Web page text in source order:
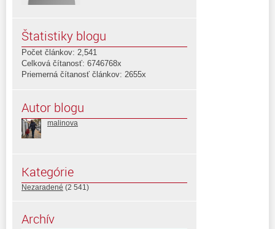
Štatistiky blogu
Počet článkov: 2,541
Celková čítanosť: 6746768x
Priemerná čítanosť článkov: 2655x
Autor blogu
malinova
Kategórie
Nezaradené (2 541)
Archív